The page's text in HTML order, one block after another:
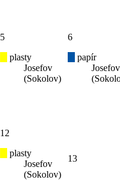
5
plasty
Josefov
(Sokolov)
6
papír
Josefov
12
plasty
Josefov
(Sokolov)
13